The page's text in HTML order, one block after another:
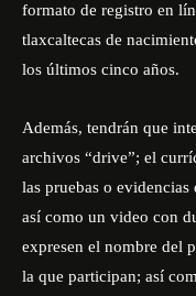
formato de registro en
tlaxcaltecas de
los últimos cinco años.
Además, tendrán que
archivos “drive”; el
las pruebas o
así como un video con
expresen el nombre del
la que participan; así